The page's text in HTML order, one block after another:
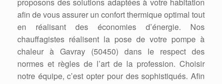
afin de vous assurer un confort thermique optimal tout
en réalisant des économies d’énergie. Nos
chauffagistes réalisent la pose de votre pompe à
chaleur à Gavray (50450) dans le respect des
normes et règles de l’art de la profession. Choisir
notre équipe, c’est opter pour des sophistiqués. Afin